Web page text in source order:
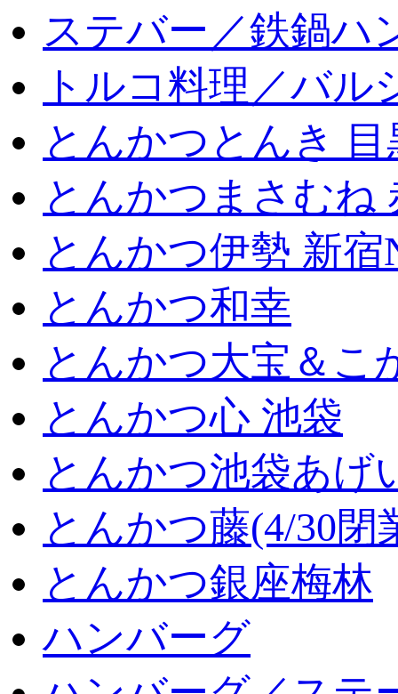
ステバー／鉄鍋ハ
トルコ料理／バル
とんかつとんき
とんかつまさむね
とんかつ伊勢 新宿
とんかつ和幸
とんかつ大宝＆こ
とんかつ心 池袋
とんかつ池袋あげ
とんかつ藤(4/30閉
とんかつ銀座梅林
ハンバーグ